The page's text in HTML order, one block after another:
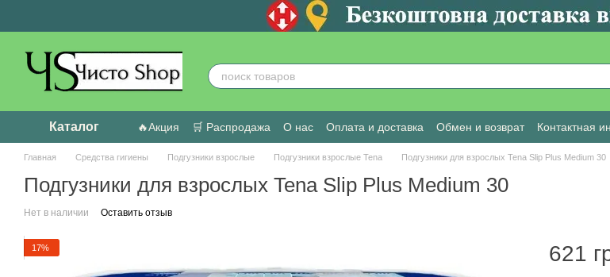
Каталог 🔥Акция 🛒 Распродажа О нас Оплата и доставка Обмен и возврат
Контактная
Пользовательское соглашение
Отзывы о магазине
Главная Средства гигиены Подгузники взрослые Подгузники взрослые Tena Подгузники для взрослых Tena Slip Plus Medium 30
Подгузники для взрослых Tena Slip Plus Medium 30
Нет в наличии Оставить отзыв
17% 621